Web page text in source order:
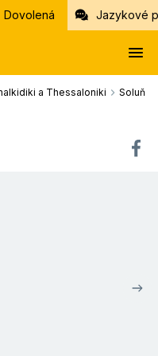
Dovolená Jazykové
a Thessaloniki
Soluň